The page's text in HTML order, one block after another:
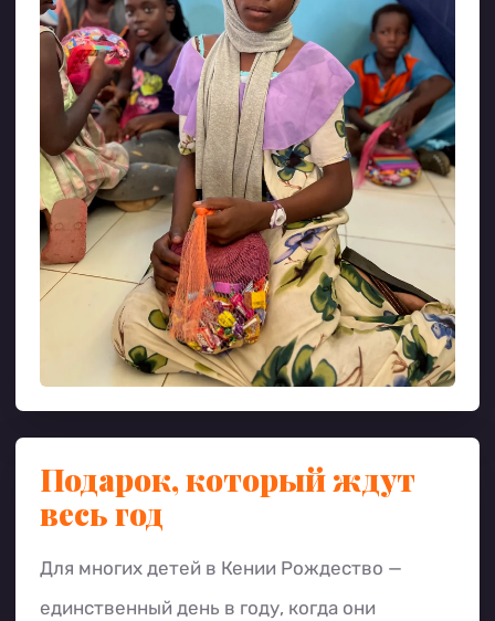
Подарок, который ждут
весь год
Для многих детей в Кении Рождество —
единственный день в году, когда они